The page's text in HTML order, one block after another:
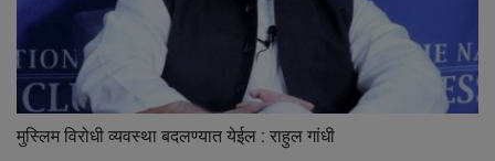
मुस्लिम विरोधी व्यवस्था बदलण्यात येईल : राहुल गांधी